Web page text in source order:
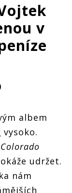
v
albem
vysoko.
Colorado
udržet.
nám